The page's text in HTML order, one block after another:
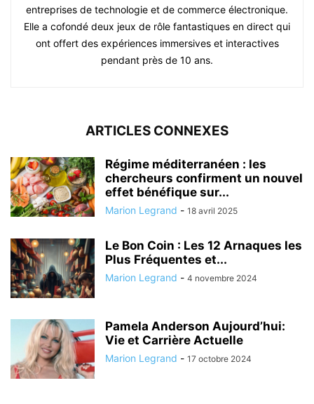
entreprises de technologie et de commerce électronique.
Elle a cofondé deux jeux de rôle fantastiques en direct qui
ont offert des expériences immersives et interactives
pendant près de 10 ans.
ARTICLES CONNEXES
Régime méditerranéen : les
chercheurs confirment un nouvel
effet bénéfique sur...
Marion Legrand - 18 avril 2025
Le Bon Coin : Les 12 Arnaques les
Plus Fréquentes et...
Marion Legrand - 4 novembre 2024
Pamela Anderson Aujourd’hui:
Vie et Carrière Actuelle
Marion Legrand - 17 octobre 2024